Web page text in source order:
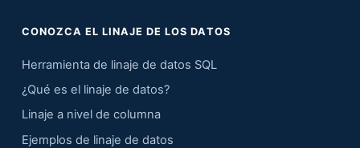
CONOZCA EL LINAJE DE LOS DATOS
Herramienta de linaje de datos SQL
¿Qué es el linaje de datos?
Linaje a nivel de columna
Ejemplos de linaje de datos